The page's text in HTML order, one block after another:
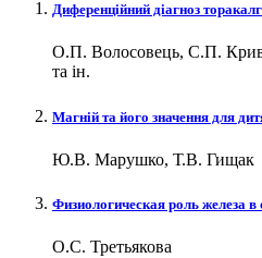
Диференційний діагноз
О.П. Волосовець, С.П.
та ін.
Магній та його значення для
Ю.В. Марушко, Т.В. Гищак
Физиологическая роль железа в
О.С. Третьякова